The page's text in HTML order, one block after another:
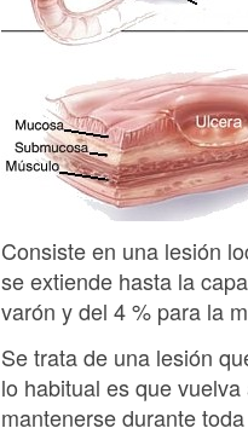
Consiste en una lesión
se extiende hasta la
varón y del 4 % para la
Se trata de una lesión
lo habitual es que
mantenerse durante